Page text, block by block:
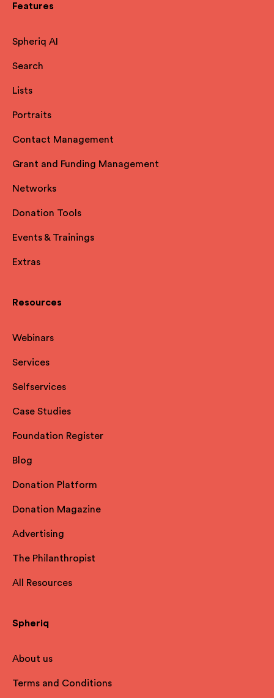
Features
Spheriq AI
Search
Lists
Portraits
Contact Management
Grant and Funding Management
Networks
Donation Tools
Events & Trainings
Extras
Resources
Webinars
Services
Selfservices
Case Studies
Foundation Register
Blog
Donation Platform
Donation Magazine
Advertising
The Philanthropist
All Resources
Spheriq
About us
Terms and Conditions